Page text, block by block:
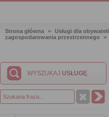
Strona główna Usługi dla obywateli
zagospodarowania przestrzennego
WYSZUKAJ USŁUGĘ